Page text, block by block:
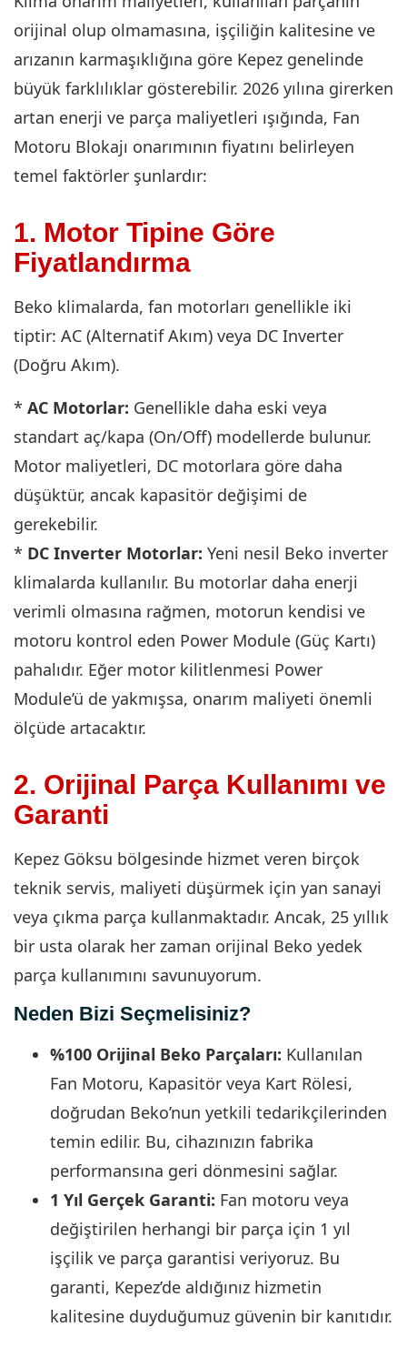
orijinal olup olmamasına, işçiliğin kalitesine ve
arızanın karmaşıklığına göre Kepez genelinde
büyük farklılıklar gösterebilir. 2026 yılına girerken
artan enerji ve parça maliyetleri ışığında, Fan
Motoru Blokajı onarımının fiyatını belirleyen
temel faktörler şunlardır:
1. Motor Tipine Göre
Fiyatlandırma
Beko klimalarda, fan motorları genellikle iki
tiptir: AC (Alternatif Akım) veya DC Inverter
(Doğru Akım).
* AC Motorlar: Genellikle daha eski veya
standart aç/kapa (On/Off) modellerde bulunur.
Motor maliyetleri, DC motorlara göre daha
düşüktür, ancak kapasitör değişimi de
gerekebilir.
* DC Inverter Motorlar: Yeni nesil Beko inverter
klimalarda kullanılır. Bu motorlar daha enerji
verimli olmasına rağmen, motorun kendisi ve
motoru kontrol eden Power Module (Güç Kartı)
pahalıdır. Eğer motor kilitlenmesi Power
Module’ü de yakmışsa, onarım maliyeti önemli
ölçüde artacaktır.
2. Orijinal Parça Kullanımı ve
Garanti
Kepez Göksu bölgesinde hizmet veren birçok
teknik servis, maliyeti düşürmek için yan sanayi
veya çıkma parça kullanmaktadır. Ancak, 25 yıllık
bir usta olarak her zaman orijinal Beko yedek
parça kullanımını savunuyorum.
Neden Bizi Seçmelisiniz?
%100 Orijinal Beko Parçaları: Kullanılan
Fan Motoru, Kapasitör veya Kart Rölesi,
doğrudan Beko’nun yetkili tedarikçilerinden
temin edilir. Bu, cihazınızın fabrika
performansına geri dönmesini sağlar.
1 Yıl Gerçek Garanti: Fan motoru veya
değiştirilen herhangi bir parça için 1 yıl
işçilik ve parça garantisi veriyoruz. Bu
garanti, Kepez’de aldığınız hizmetin
kalitesine duyduğumuz güvenin bir kanıtıdır.